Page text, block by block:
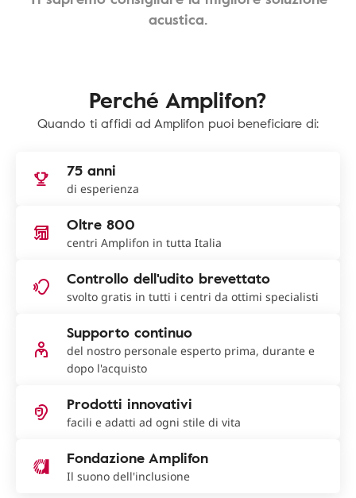
acustica.
Perché Amplifon?
Quando ti affidi ad Amplifon puoi beneficiare di:
75 anni
di esperienza
Oltre 800
centri Amplifon in tutta Italia
Controllo dell'udito brevettato
svolto gratis in tutti i centri da ottimi specialisti
Supporto continuo
del nostro personale esperto prima, durante e
dopo l'acquisto
Prodotti innovativi
facili e adatti ad ogni stile di vita
Fondazione Amplifon
Il suono dell'inclusione